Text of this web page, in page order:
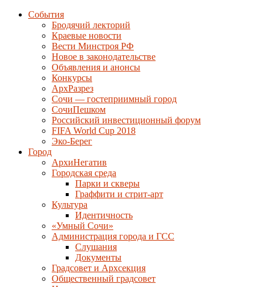
События
Бродячий лекторий
Краевые новости
Вести Минстроя РФ
Новое в законодательстве
Объявления и анонсы
Конкурсы
АрхРазрез
Сочи — гостеприимный город
СочиПешком
Российский инвестиционный форум
FIFA World Cup 2018
Эко-Берег
Город
АрхиНегатив
Городская среда
Парки и скверы
Граффити и стрит-арт
Культура
Идентичность
«Умный Сочи»
Администрация города и ГСС
Слушания
Документы
Градсовет и Архсекция
Общественный градсовет